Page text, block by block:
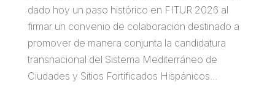
dado hoy un paso histórico en FITUR 2026 al
firmar un convenio de colaboración destinado a
promover de manera conjunta la candidatura
transnacional del Sistema Mediterráneo de
Ciudades y Sitios Fortificados Hispánicos...